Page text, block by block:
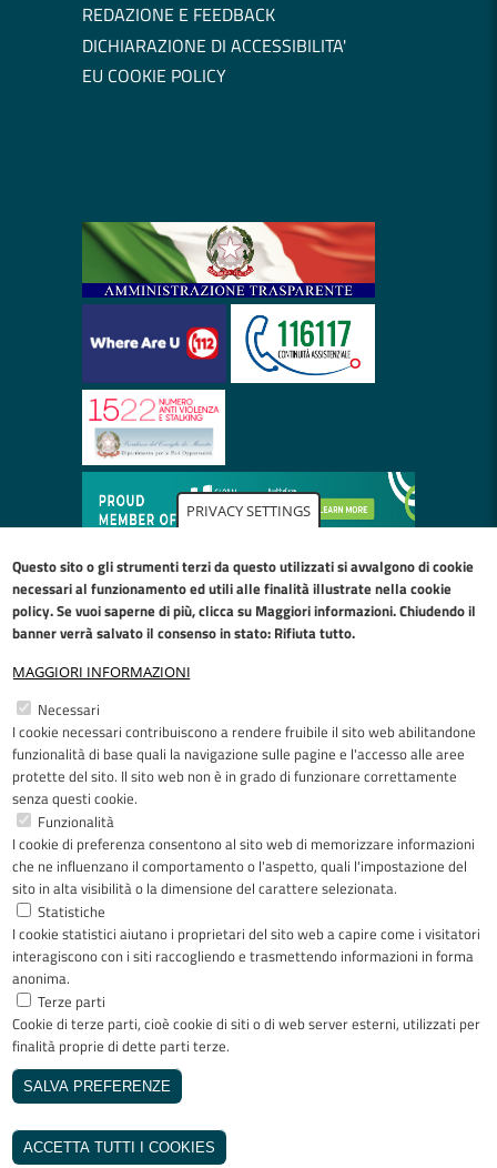
PRIVACY SETTINGS
Questo sito o gli strumenti terzi da questo utilizzati si avvalgono di cookie
necessari al funzionamento ed utili alle finalità illustrate nellacookie
policy. Se vuoi saperne di più, clicca su Maggiori informazioni. Chiudendo il
banner verrà salvato il consenso in stato: Rifiuta tutto.
MAGGIORI INFORMAZIONI
Necessari
I cookie necessari contribuiscono a rendere fruibile il sito web abilitandone
funzionalità di base quali la navigazione sulle pagine e l'accesso alle aree
protette del sito. Il sito web non è in grado di funzionare correttamente
senza questi cookie.
Funzionalità
I cookie di preferenza consentono al sito web di memorizzare informazioni
che ne influenzano il comportamento o l'aspetto, quali l'impostazione del
sito in alta visibilità o la dimensione del carattere selezionata.
Statistiche
I cookie statistici aiutano i proprietari del sito web a capire come i visitatori
interagiscono con i siti raccogliendo e trasmettendo informazioni in forma
anonima.
Terze parti
Cookie di terze parti, cioè cookie di siti o di web server esterni, utilizzati per
finalità proprie di dette parti terze.
SALVA PREFERENZE
ACCETTA TUTTI I COOKIES
REDAZIONE E FEEDBACK
DICHIARAZIONE DI ACCESSIBILITA'
EU COOKIE POLICY
Restiamo in contatto
FacebookYouTubeLinkedInInstagram
Riconoscimenti
Copyright © 2005-2023 - ASST Papa
Giovanni XXIII - Piazza OMS 1 24127
Bergamo - Tutti i diritti riservati